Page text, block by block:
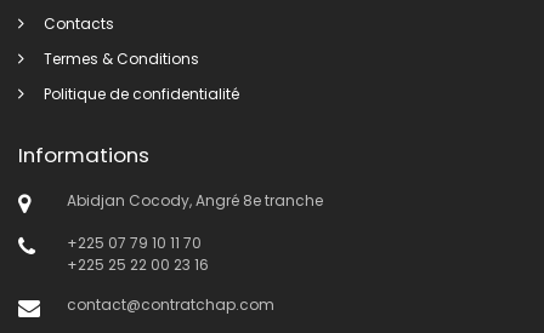
Contacts
Termes & Conditions
Politique de confidentialité
Informations
Abidjan Cocody, Angré 8e tranche
+225 07 79 10 11 70
+225 25 22 00 23 16
contact@contratchap.com